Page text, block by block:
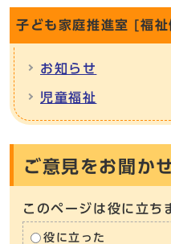
子ども家庭推進室 [福祉
お知らせ
児童福祉
ご意見をお聞か
このページは役に立ち
役に立った